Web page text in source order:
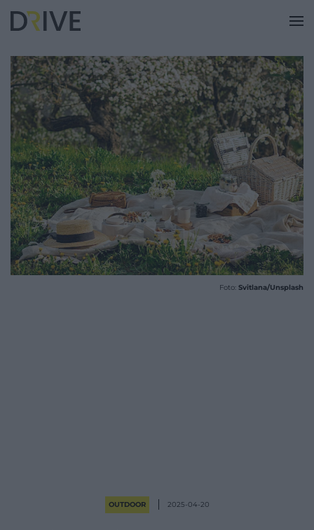
Foto: Svitlana/Unsplash
OUTDOOR 2025-04-20